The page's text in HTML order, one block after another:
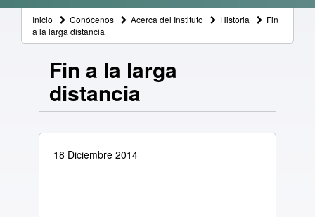
Inicio Conócenos Acerca del Instituto Historia
Fin
a la larga distancia
Fin a la larga
distancia
18 Diciembre 2014